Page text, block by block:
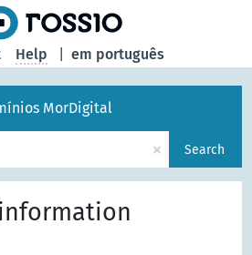
em português
Help
MorDigital
× Search